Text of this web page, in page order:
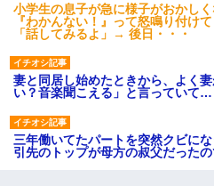
小学生の息子が急に様子がおかし
『わかんない！』って怒鳴り付け
「話してみるよ」→ 後日・・・
妻と同居し始めたときから、よく
い？音楽聞こえる」と言っていて…
三年働いてたパートを突然クビに
引先のトップが母方の叔父だった